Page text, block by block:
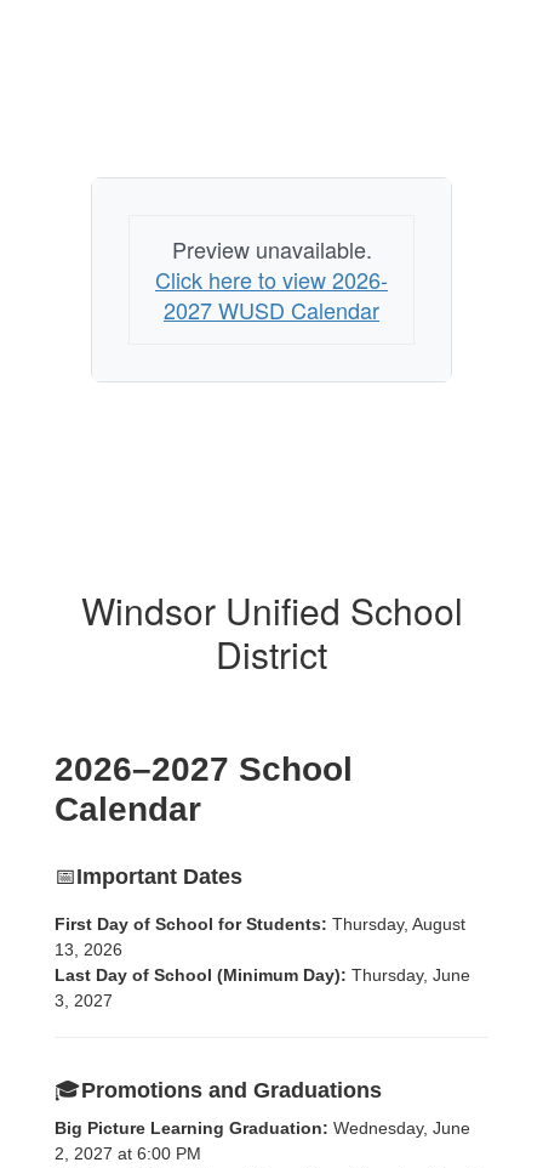
Preview unavailable.
Click here to view 2026-
2027 WUSD Calendar
Windsor Unified School
District
2026–2027 School
Calendar
📅Important Dates
First Day of School for Students: Thursday, August
13, 2026
Last Day of School (Minimum Day): Thursday, June
3, 2027
🎓Promotions and Graduations
Big Picture Learning Graduation: Wednesday, June
2, 2027 at 6:00 PM